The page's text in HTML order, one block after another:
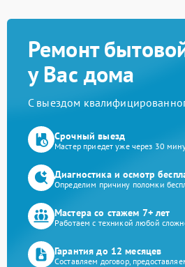
Ремонт
у Вас дома
С выездом
Срочный выезд
Мастер приедет уже через 30
Диагностика и осмотр
Определим причину поломки
Мастера со стажем 7+ лет
Работаем с техникой любой
Гарантия до 12 месяцев
Составляем договор,